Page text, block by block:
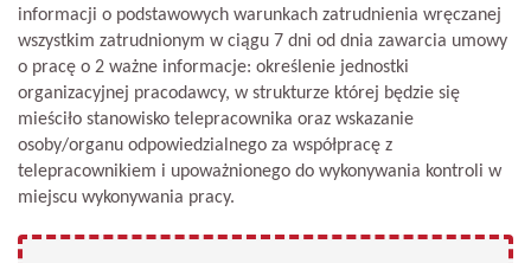
informacji o podstawowych warunkach zatrudnienia wręczanej
wszystkim zatrudnionym w ciągu 7 dni od dnia zawarcia umowy
o pracę o 2 ważne informacje: określenie jednostki
organizacyjnej pracodawcy, w strukturze której będzie się
mieściło stanowisko telepracownika oraz wskazanie
osoby/organu odpowiedzialnego za współpracę z
telepracownikiem i upoważnionego do wykonywania kontroli w
miejscu wykonywania pracy.